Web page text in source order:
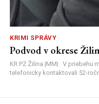
KRIMI SPRÁVY
Podvod v okrese
KR PZ Žilina |MM| V priebehu
telefonicky kontaktovali 52-